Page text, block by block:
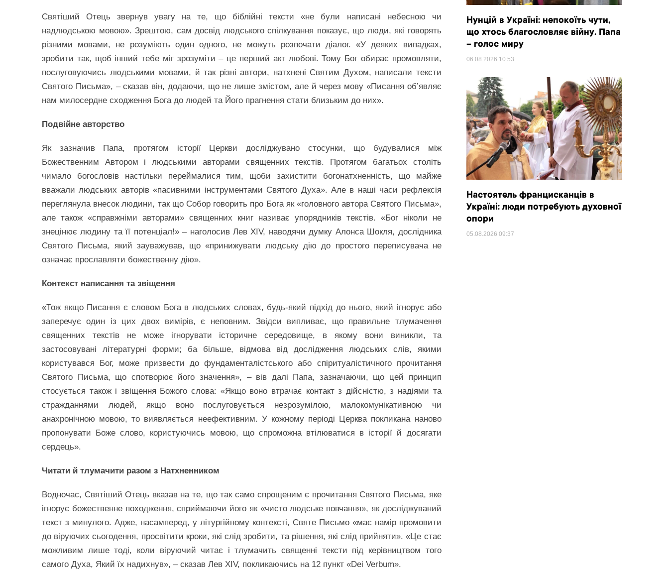
Святіший Отець звернув увагу на те, що біблійні тексти «не були написані небесною чи
надлюдською мовою». Зрештою, сам досвід людського спілкування показує, що люди, які говорять
різними мовами, не розуміють один одного, не можуть розпочати діалог. «У деяких випадках,
зробити так, щоб інший тебе міг зрозуміти – це перший акт любові. Тому Бог обирає промовляти,
послуговуючись людськими мовами, й так різні автори, натхнені Святим Духом, написали тексти
Святого Письма», – сказав він, додаючи, що не лише змістом, але й через мову «Писання об’являє
нам милосердне сходження Бога до людей та Його прагнення стати близьким до них».
Подвійне авторство
Як зазначив Папа, протягом історії Церкви досліджувано стосунки, що будувалися між
Божественним Автором і людськими авторами священних текстів. Протягом багатьох століть
чимало богословів настільки переймалися тим, щоби захистити богонатхненність, що майже
вважали людських авторів «пасивними інструментами Святого Духа». Але в наші часи рефлексія
переглянула внесок людини, так що Собор говорить про Бога як «головного автора Святого Письма»,
але також «справжніми авторами» священних книг називає упорядників текстів. «Бог ніколи не
знецінює людину та її потенціал!» – наголосив Лев XIV, наводячи думку Алонса Шокля, дослідника
Святого Письма, який зауважував, що «принижувати людську дію до простого переписувача не
означає прославляти божественну дію».
Контекст написання та звіщення
«Тож якщо Писання є словом Бога в людських словах, будь-який підхід до нього, який ігнорує або
заперечує один із цих двох вимірів, є неповним. Звідси випливає, що правильне тлумачення
священних текстів не може ігнорувати історичне середовище, в якому вони виникли, та
застосовувані літературні форми; ба більше, відмова від дослідження людських слів, якими
користувався Бог, може призвести до фундаменталістського або спіритуалістичного прочитання
Святого Письма, що спотворює його значення», – вів далі Папа, зазначаючи, що цей принцип
стосується також і звіщення Божого слова: «Якщо воно втрачає контакт з дійсністю, з надіями та
стражданнями людей, якщо воно послуговується незрозумілою, малокомунікативною чи
анахронічною мовою, то виявляється неефективним. У кожному періоді Церква покликана наново
пропонувати Боже слово, користуючись мовою, що спроможна втілюватися в історії й досягати
сердець».
Читати й тлумачити разом з Натхненником
Водночас, Святіший Отець вказав на те, що так само спрощеним є прочитання Святого Письма, яке
ігнорує божественне походження, сприймаючи його як «чисто людське повчання», як досліджуваний
текст з минулого. Адже, насамперед, у літургійному контексті, Святе Письмо «має намір промовити
до віруючих сьогодення, просвітити кроки, які слід зробити, та рішення, які слід прийняти». «Це стає
можливим лише тоді, коли віруючий читає і тлумачить священні тексти під керівництвом того
самого Духа, Який їх надихнув», – сказав Лев XIV, покликаючись на 12 пункт «Dei Verbum».
Нунцій в Україні: непокоїть чути,
що хтось благословляє війну. Папа
– голос миру
06.08.2026 10:53
Настоятель францисканців в
Україні: люди потребують духовної
опори
05.08.2026 09:37